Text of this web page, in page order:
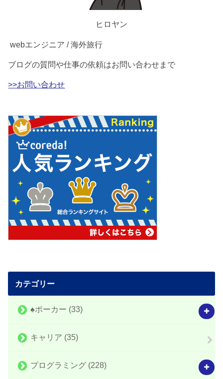
ヒロヤン
webエンジニア / 海外旅行
ブログの質問や仕事の依頼はお問い合わせまで
>>お問い合わせ
カテゴリー
♠️ポーカー (33)
キャリア (35)
プログラミング (228)